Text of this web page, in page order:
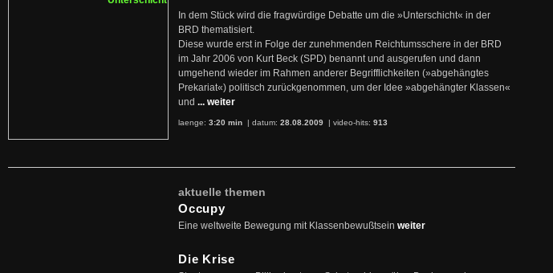
In dem Stück wird die fragwürdige Debatte um die »Unterschicht« in der
BRD thematisiert.
Diese wurde erst in Folge der zunehmenden Reichtumsschere in der BRD
im Jahr 2006 von Kurt Beck (SPD) benannt und ausgerufen und dann
umgehend wieder im Rahmen anderer Begrifflichkeiten (»abgehängtes
Prekariat«) politisch zurückgenommen, um der Idee »abgehängter Klassen«
und ... weiter
laenge: 3:20 min | datum: 28.08.2009 | video-hits: 913
aktuelle themen
Occupy
Eine weltweite Bewegung mit Klassenbewußtsein weiter
Die Krise